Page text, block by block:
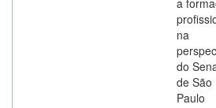
a
na
do
de São
Paulo